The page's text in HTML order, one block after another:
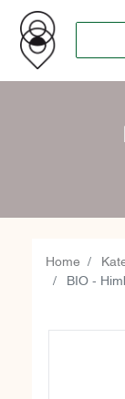
Suche
Home
BIO -